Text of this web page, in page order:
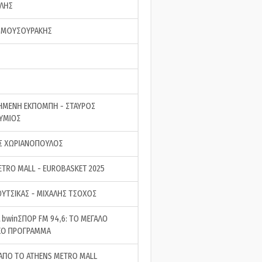
ΕΚΠΟΜΠΗ - ΣΤΑΥΡΟΣ
ΧΩΡΙΑΝΟΠΟΥΛΟΣ
MALL - EUROBASKET 2025
- ΜΙΧΑΛΗΣ ΤΣΟΧΟΣ
bwinΣΠΟΡ FM 94,6: ΤΟ ΜΕΓΑΛΟ
ΠΡΟΓΡΑΜΜΑ
ΤΟ ATHENS METRO MALL